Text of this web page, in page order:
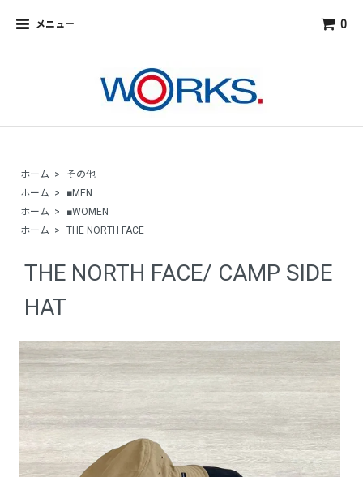
メニュー 0
ホーム >
その他
ホーム >
■MEN
ホーム >
■WOMEN
ホーム > THE NORTH FACE
THE NORTH FACE/ CAMP SIDE
HAT